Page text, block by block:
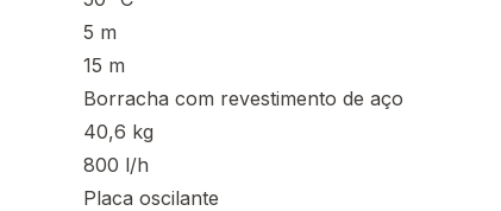
5 m
15 m
Borracha com revestimento de aço
40,6 kg
800 l/h
Placa oscilante